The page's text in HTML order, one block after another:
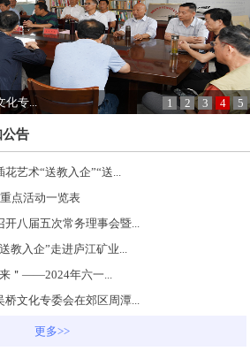
化专... 1 2 3 4 5
公告
艺术“送教入企”“送...
点活动一览表
八届五次常务理事会暨...
教入企”走进庐江矿业...
＂——2024年六一...
文化专委会在郊区周潭...
更多>>